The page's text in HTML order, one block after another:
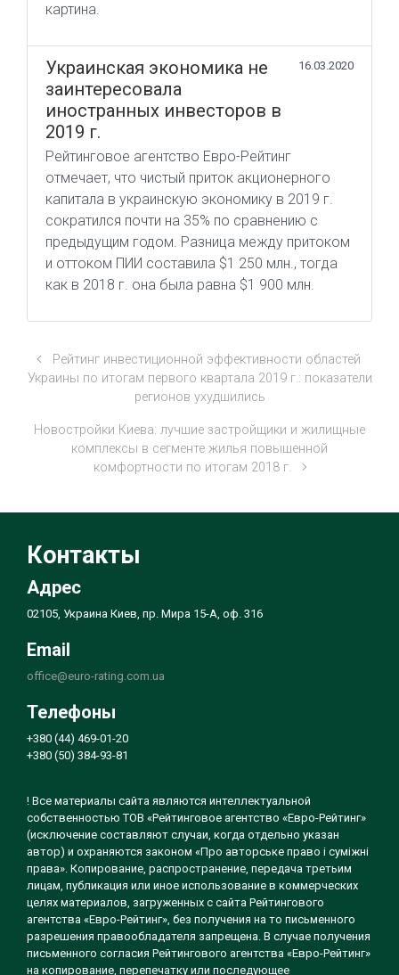
картина.
Украинская экономика не
заинтересовала
иностранных инвесторов в
2019 г.
16.03.2020
Рейтинговое агентство Евро-Рейтинг
отмечает, что чистый приток акционерного
капитала в украинскую экономику в 2019 г.
сократился почти на 35% по сравнению с
предыдущим годом. Разница между притоком
и оттоком ПИИ составила $1 250 млн., тогда
как в 2018 г. она была равна $1 900 млн.
Рейтинг инвестиционной эффективности областей
Украины по итогам первого квартала 2019 г.: показатели
регионов ухудшились
Новостройки Киева: лучшие застройщики и жилищные
комплексы в сегменте жилья повышенной
комфортности по итогам 2018 г.
Контакты
Адрес
02105, Украина Киев, пр. Мира 15-А, оф. 316
Email
office@euro-rating.com.ua
Телефоны
+380 (44) 469-01-20
+380 (50) 384-93-81
! Все материалы сайта являются интеллектуальной
собственностью ТОВ «Рейтинговое агентство «Евро-Рейтинг»
(исключение составляют случаи, когда отдельно указан
автор) и охраняются законом «Про авторське право і суміжні
права». Копирование, распространение, передача третьим
лицам, публикация или иное использование в коммерческих
целях материалов, загруженных с сайта Рейтингового
агентства «Евро-Рейтинг», без получения на то письменного
разрешения правообладателя запрещена. В случае получения
письменного согласия Рейтингового агентства «Евро-Рейтинг»
на копирование, перепечатку или последующее